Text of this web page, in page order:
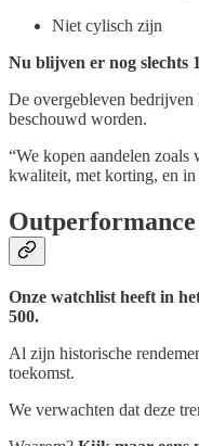
Niet cylisch zijn
Nu blijven er nog slechts
De overgebleven bedrijven
beschouwd worden.
“We kopen aandelen
kwaliteit, met korting, en
Outperformance
Onze watchlist heeft in
500.
Al zijn historische
toekomst.
We verwachten dat deze